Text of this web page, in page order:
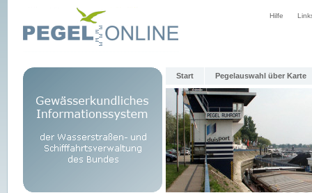
Hilfe
Start Pegelauswahl über Karte